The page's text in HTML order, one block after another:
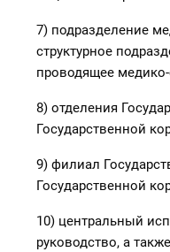
7) подразделение
структурное
проводящее
8) отделения
Государственной
9) филиал
Государственной
10) центральный
руководство, а